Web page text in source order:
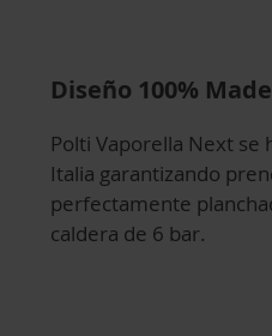
Diseño 100%
Polti Vaporella Next se
Italia garantizando
perfectamente
caldera de 6 bar.